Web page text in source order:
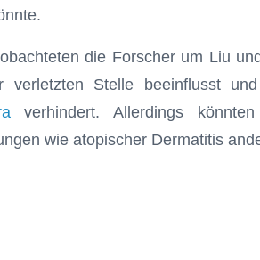
die Forscher um Liu
verletzten Stelle beeinflusst
verhindert. Allerdings
wie atopischer Dermatitis